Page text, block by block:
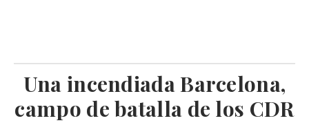
Una incendiada Barcelona,
campo de batalla de los CDR